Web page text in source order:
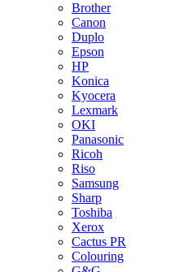
Brother
Canon
Duplo
Epson
HP
Konica
Kyocera
Lexmark
OKI
Panasonic
Ricoh
Riso
Samsung
Sharp
Toshiba
Xerox
Cactus PR
Colouring